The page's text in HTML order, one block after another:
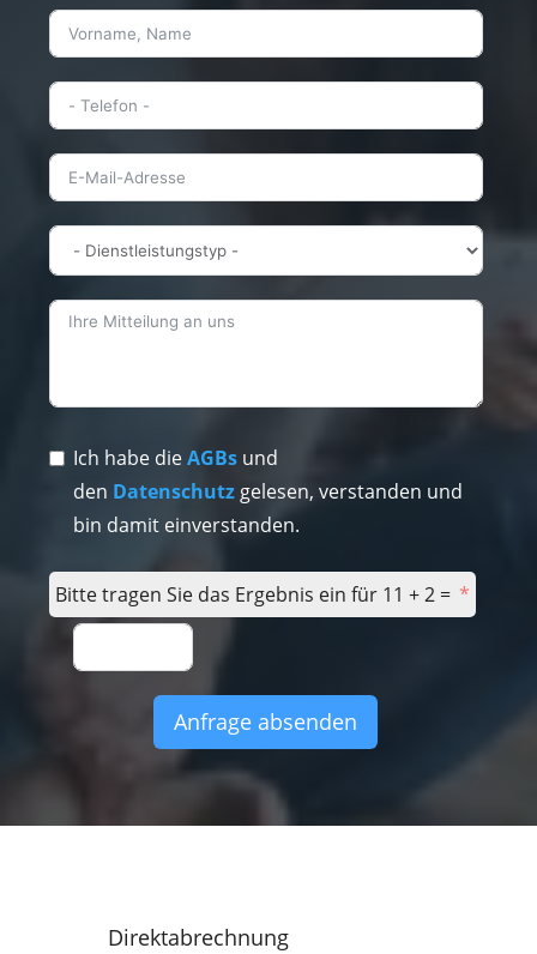
Ich habe dieAGBs und
den Datenschutzgelesen, verstanden und
bin damit einverstanden.
Bitte tragen Sie das Ergebnis ein für 11 + 2 =
Anfrage absenden
Direktabrechnung